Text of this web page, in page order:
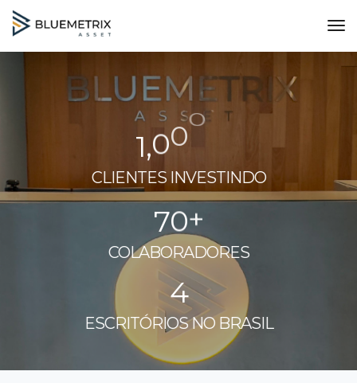
70+
1,00
4
CLIENTES INVESTINDO
COLABORADORES
ESCRITÓRIOS NO BRASIL